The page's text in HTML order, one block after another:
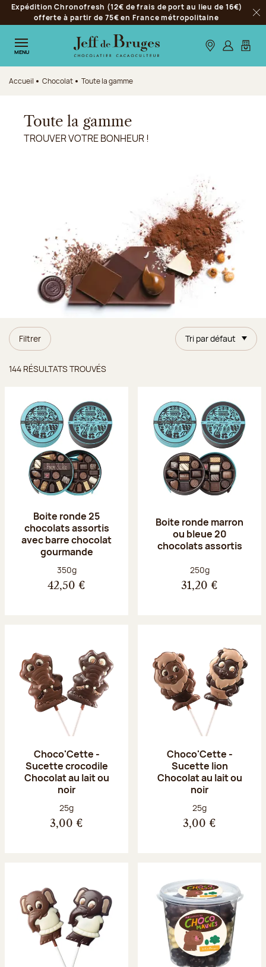
Aller à la navigation
Aller au contenu principal
Aller au pied de page
Expédition Chronofresh (12€ de frais de port au lieu de 16€)
offerte à partir de 75€ en France métropolitaine
MENU Nos boutiques
S’identifier
Mon
Accueil Chocolat Toute la gamme
Toute la gamme
TROUVER VOTRE BONHEUR !
Filtrer Tri par défaut
144 RÉSULTATS TROUVÉS
Boite ronde 25
chocolats assortis
avec barre chocolat
gourmande
Poids net :
350g
42,50 €
Boite ronde marron
ou bleue 20
chocolats assortis
Poids net :
250g
31,20 €
Choco'Cette -
Sucette crocodile
Chocolat au lait ou
noir
Poids net :
25g
3,00 €
Choco'Cette -
Sucette lion
Chocolat au lait ou
noir
Poids net :
25g
3,00 €